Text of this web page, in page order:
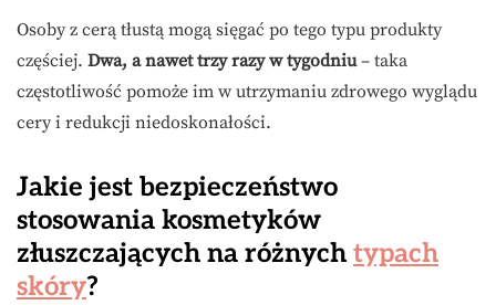
Osoby z cerą tłustą mogą sięgać po tego typu produkty
częściej. Dwa, a nawet trzy razy w tygodniu– taka
częstotliwość pomoże im w utrzymaniu zdrowego wyglądu
cery i redukcji niedoskonałości.
Jakie jest bezpieczeństwo
stosowania kosmetyków
złuszczających na różnych typach
skóry?